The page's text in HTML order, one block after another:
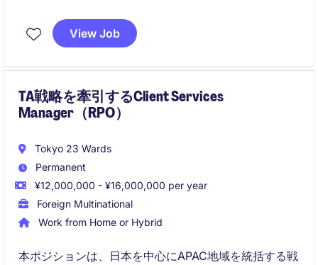
までを担うポジションです。ビジネスの成長に直結す
る採用活動を、関係者と連携しながらリードしていた
View Job
TA戦略を牽引するClient Services
Manager（RPO）
Tokyo 23 Wards
Permanent
¥12,000,000 - ¥16,000,000 per year
Foreign Multinational
Work from Home or Hybrid
本ポジションは、日本を中心にAPAC地域を統括する戦